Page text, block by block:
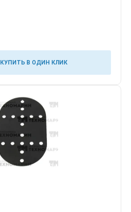
КУПИТЬ В ОДИН КЛИК